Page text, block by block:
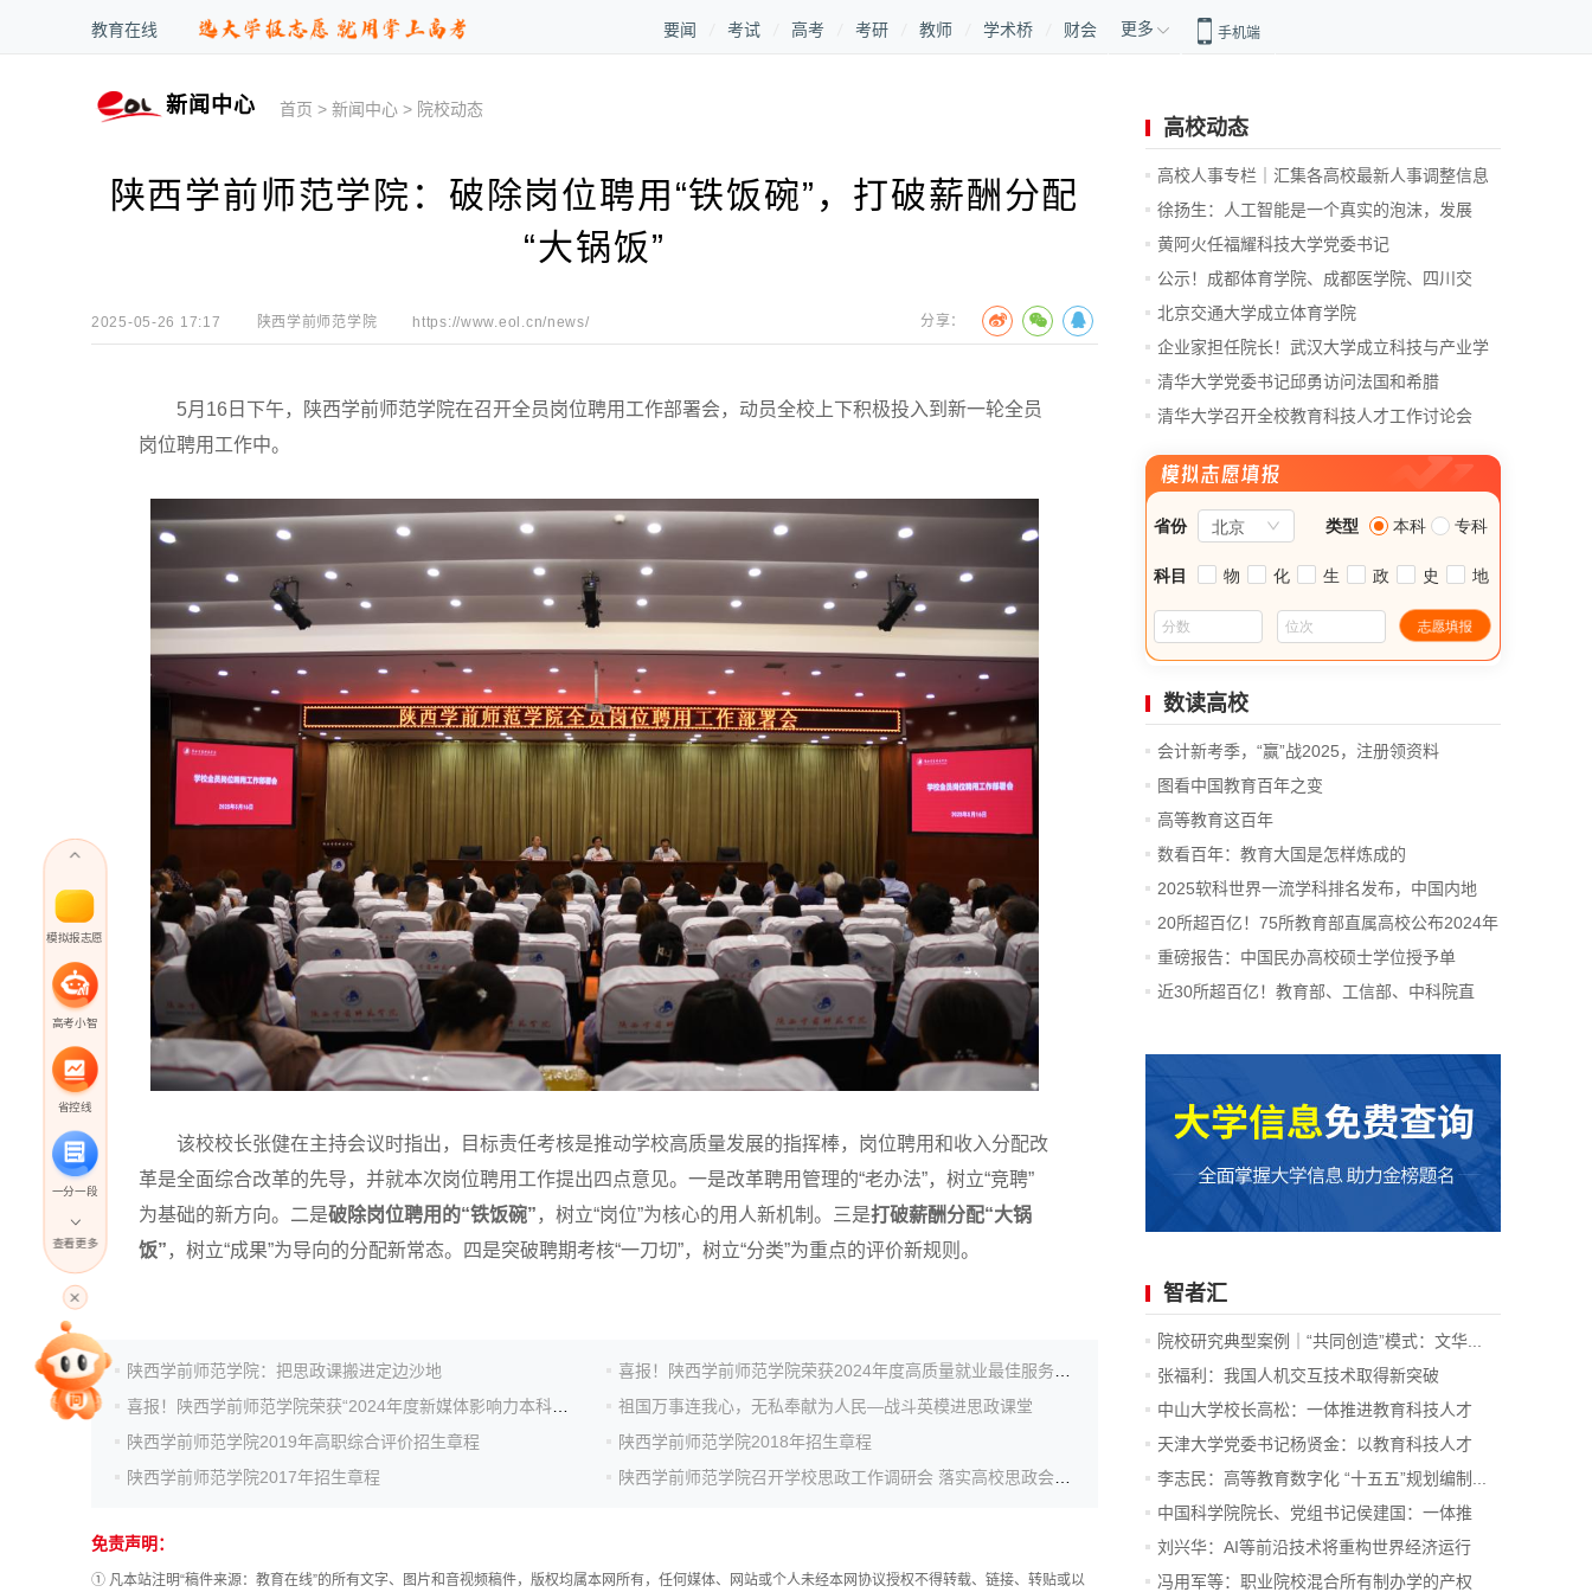
教育在线 要闻 考试 高考 考研 教师 学术桥 财会 更多 手机端
新闻中心 首页 >新闻中心 > 院校动态
陕西学前师范学院：破除岗位聘用“铁饭碗”，打破薪酬分配
“大锅饭”
2025-05-26 17:17 陕西学前师范学院 https://www.eol.cn/news/ 分享：
5月16日下午，陕西学前师范学院在召开全员岗位聘用工作部署会，动员全校上下积极投入到新一轮全员
岗位聘用工作中。
该校校长张健在主持会议时指出，目标责任考核是推动学校高质量发展的指挥棒，岗位聘用和收入分配改
革是全面综合改革的先导，并就本次岗位聘用工作提出四点意见。一是改革聘用管理的“老办法”，树立“竞聘”
为基础的新方向。二是破除岗位聘用的“铁饭碗” ，树立“岗位”为核心的用人新机制。三是打破薪酬分配“大锅
饭” ，树立“成果”为导向的分配新常态。四是突破聘期考核“一刀切”，树立“分类”为重点的评价新规则。
陕西学前师范学院：把思政课搬进定边沙地
祖国万事连我心，无私奉献为人民—战斗英模进思政课堂
陕西学前师范学院2019年高职综合评价招生章程
陕西学前师范学院2018年招生章程
陕西学前师范学院2017年招生章程
免责声明：
① 凡本站注明“稿件来源：教育在线”的所有文字、图片和音视频稿件，版权均属本网所有，任何媒体、网站或个人未经本网协议授权不得转载、链接、转贴或以
高校动态
高校人事专栏｜汇集各高校最新人事调整信息
徐扬生：人工智能是一个真实的泡沫，发展
前...
黄阿火任福耀科技大学党委书记
公示！成都体育学院、成都医学院、四川交
通...
北京交通大学成立体育学院
企业家担任院长！武汉大学成立科技与产业学
院
清华大学党委书记邱勇访问法国和希腊
清华大学召开全校教育科技人才工作讨论会
模拟报志愿
高考小智
省控线
一分一段
高考直播
专家指导课
查看更多
数读高校
会计新考季，“赢”战2025，注册领资料
图看中国教育百年之变
高等教育这百年
数看百年：教育大国是怎样炼成的
2025软科世界一流学科排名发布，中国内地
14...
20所超百亿！75所教育部直属高校公布2024年
决算
重磅报告：中国民办高校硕士学位授予单
位、...
近30所超百亿！教育部、工信部、中科院直
智者汇
院校研究典型案例｜“共同创造”模式：文华...
张福利：我国人机交互技术取得新突破
中山大学校长高松：一体推进教育科技人才
发...
天津大学党委书记杨贤金：以教育科技人才
一...
李志民：高等教育数字化 “十五五”规划编制...
中国科学院院长、党组书记侯建国：一体推
进...
刘兴华：AI等前沿技术将重构世界经济运行
底...
冯用军等：职业院校混合所有制办学的产权